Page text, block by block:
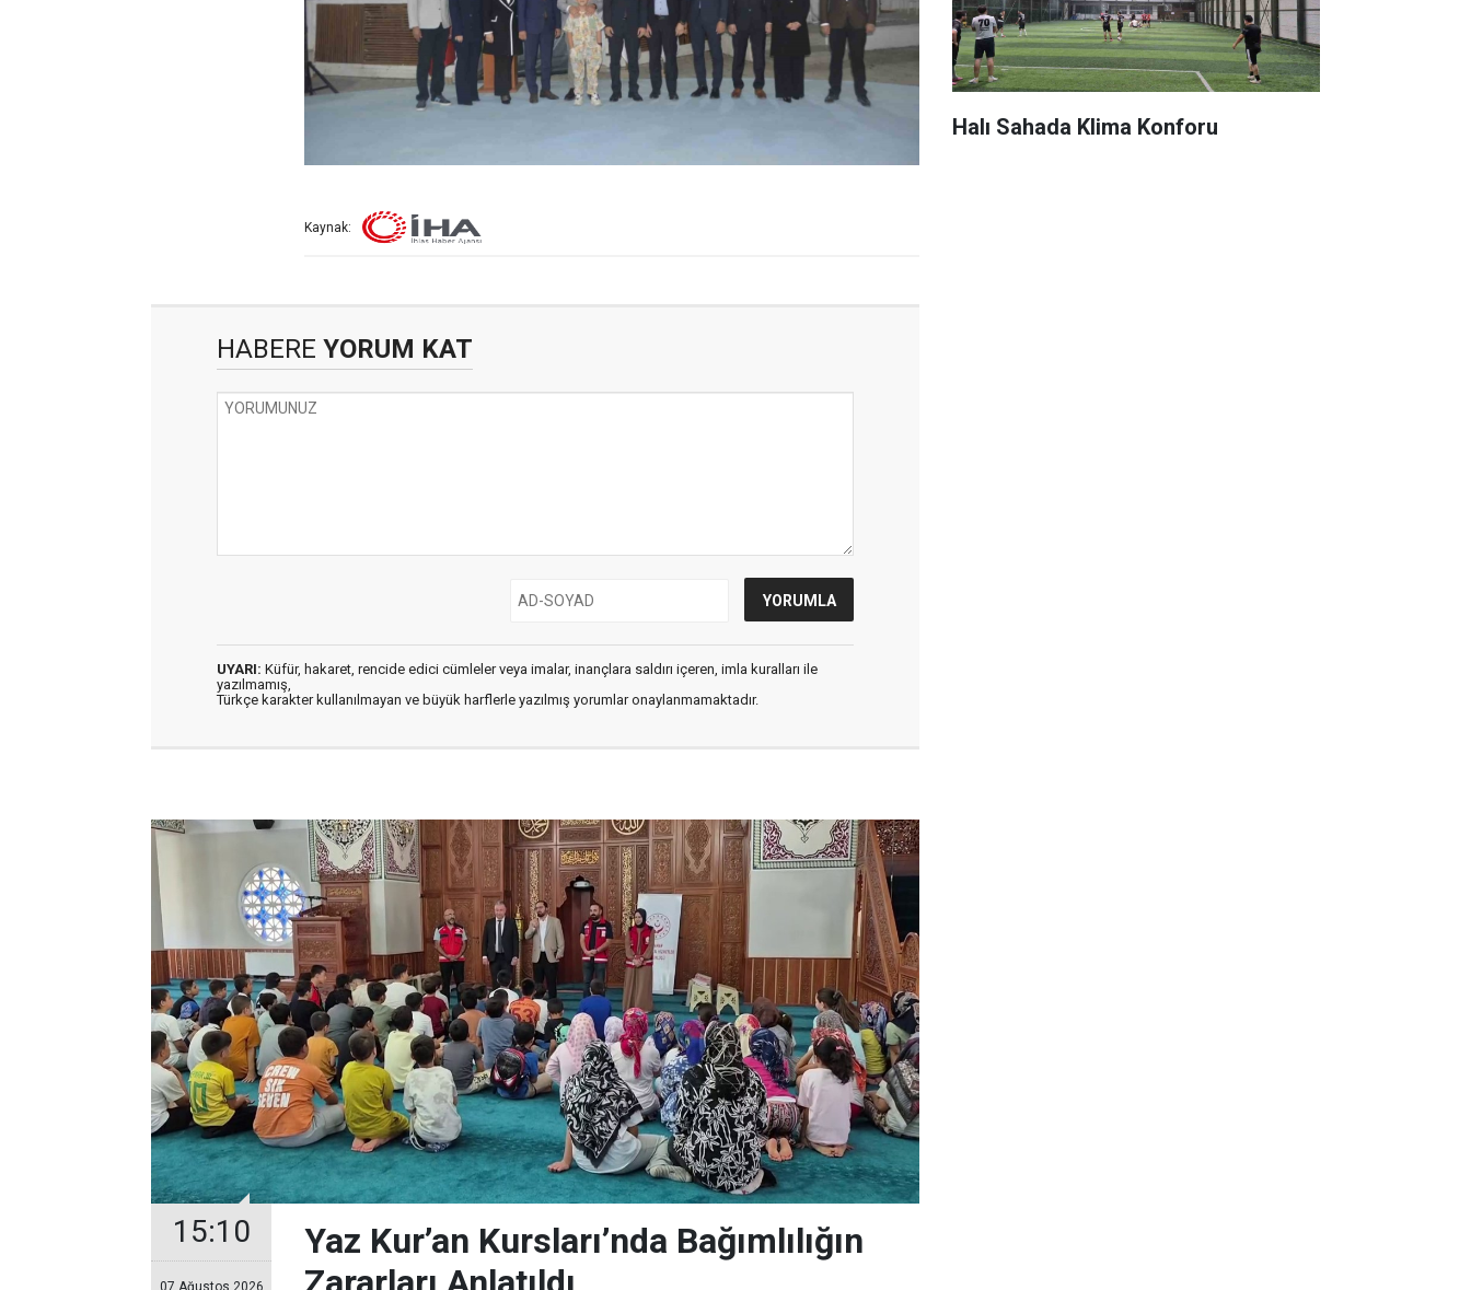
Kaynak:
HABERE YORUM KAT
UYARI: Küfür, hakaret, rencide edici cümleler veya imalar, inançlara saldırı içeren, imla kuralları ile
yazılmamış,
Türkçe karakter kullanılmayan ve büyük harflerle yazılmış yorumlar onaylanmamaktadır.
15:10
07 Ağustos 2026
Yaz Kur’an Kursları’nda Bağımlılığın
Halı Sahada Klima Konforu